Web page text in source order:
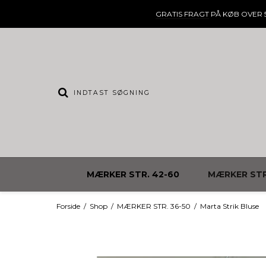
GRATIS FRAGTPÅ KØB OVER
MÆRKER STR. 42-60 MÆRKER
Forside / Shop / MÆRKER STR. 36-50 / Marta Strik Bluse